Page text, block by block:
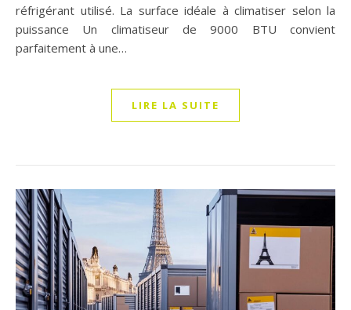
réfrigérant utilisé. La surface idéale à climatiser selon la
puissance Un climatiseur de 9000 BTU convient
parfaitement à une…
LIRE LA SUITE